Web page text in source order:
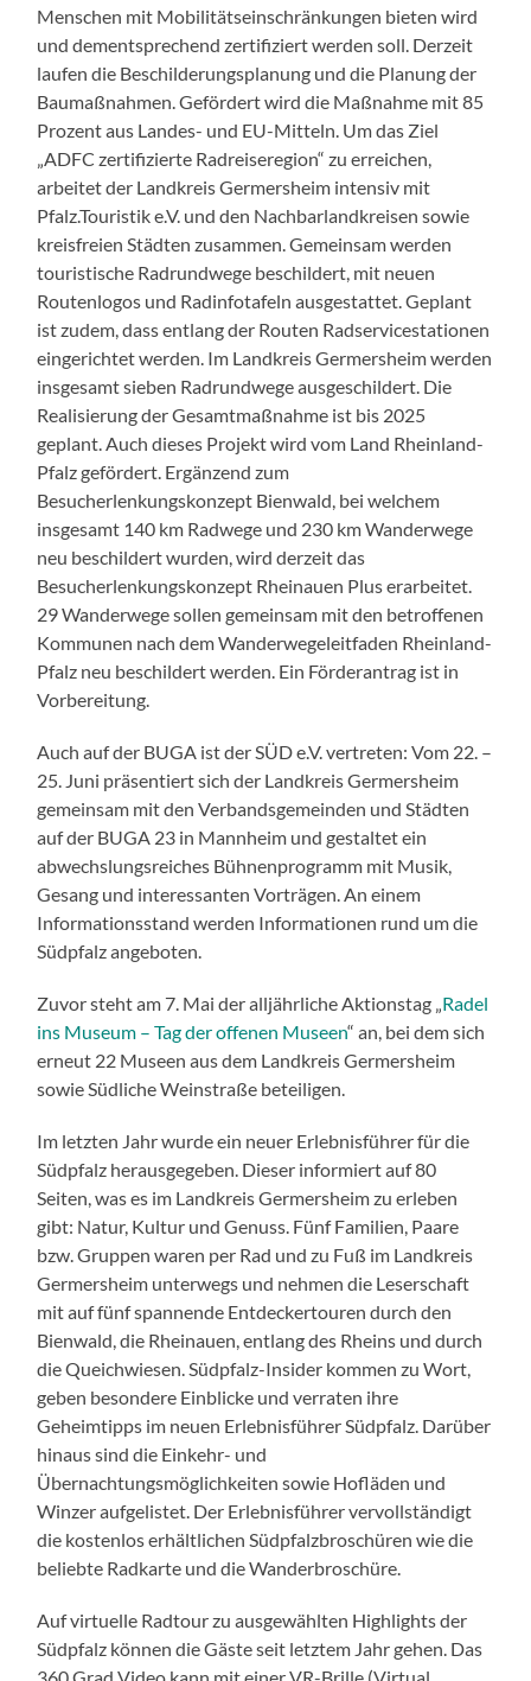
Menschen mit Mobilitätseinschränkungen bieten wird
und dementsprechend zertifiziert werden soll. Derzeit
laufen die Beschilderungsplanung und die Planung der
Baumaßnahmen. Gefördert wird die Maßnahme mit 85
Prozent aus Landes- und EU-Mitteln. Um das Ziel
„ADFC zertifizierte Radreiseregion“ zu erreichen,
arbeitet der Landkreis Germersheim intensiv mit
Pfalz.Touristik e.V. und den Nachbarlandkreisen sowie
kreisfreien Städten zusammen. Gemeinsam werden
touristische Radrundwege beschildert, mit neuen
Routenlogos und Radinfotafeln ausgestattet. Geplant
ist zudem, dass entlang der Routen Radservicestationen
eingerichtet werden. Im Landkreis Germersheim werden
insgesamt sieben Radrundwege ausgeschildert. Die
Realisierung der Gesamtmaßnahme ist bis 2025
geplant. Auch dieses Projekt wird vom Land Rheinland-
Pfalz gefördert. Ergänzend zum
Besucherlenkungskonzept Bienwald, bei welchem
insgesamt 140 km Radwege und 230 km Wanderwege
neu beschildert wurden, wird derzeit das
Besucherlenkungskonzept Rheinauen Plus erarbeitet.
29 Wanderwege sollen gemeinsam mit den betroffenen
Kommunen nach dem Wanderwegeleitfaden Rheinland-
Pfalz neu beschildert werden. Ein Förderantrag ist in
Vorbereitung.
Auch auf der BUGA ist der SÜD e.V. vertreten: Vom 22. –
25. Juni präsentiert sich der Landkreis Germersheim
gemeinsam mit den Verbandsgemeinden und Städten
auf der BUGA 23 in Mannheim und gestaltet ein
abwechslungsreiches Bühnenprogramm mit Musik,
Gesang und interessanten Vorträgen. An einem
Informationsstand werden Informationen rund um die
Südpfalz angeboten.
Zuvor steht am 7. Mai der alljährliche Aktionstag „ Radel
ins Museum – Tag der offenen Museen“ an, bei dem sich
erneut 22 Museen aus dem Landkreis Germersheim
sowie Südliche Weinstraße beteiligen.
Im letzten Jahr wurde ein neuer Erlebnisführer für die
Südpfalz herausgegeben. Dieser informiert auf 80
Seiten, was es im Landkreis Germersheim zu erleben
gibt: Natur, Kultur und Genuss. Fünf Familien, Paare
bzw. Gruppen waren per Rad und zu Fuß im Landkreis
Germersheim unterwegs und nehmen die Leserschaft
mit auf fünf spannende Entdeckertouren durch den
Bienwald, die Rheinauen, entlang des Rheins und durch
die Queichwiesen. Südpfalz-Insider kommen zu Wort,
geben besondere Einblicke und verraten ihre
Geheimtipps im neuen Erlebnisführer Südpfalz. Darüber
hinaus sind die Einkehr- und
Übernachtungsmöglichkeiten sowie Hofläden und
Winzer aufgelistet. Der Erlebnisführer vervollständigt
die kostenlos erhältlichen Südpfalzbroschüren wie die
beliebte Radkarte und die Wanderbroschüre.
Auf virtuelle Radtour zu ausgewählten Highlights der
Südpfalz können die Gäste seit letztem Jahr gehen. Das
360 Grad Video kann mit einer VR-Brille (Virtual